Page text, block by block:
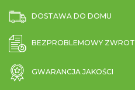
DOSTAWA DO DOMU
BEZPROBLEMOWY ZWROT
GWARANCJA JAKOŚCI